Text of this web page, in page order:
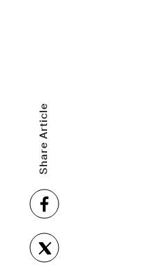
Share Article